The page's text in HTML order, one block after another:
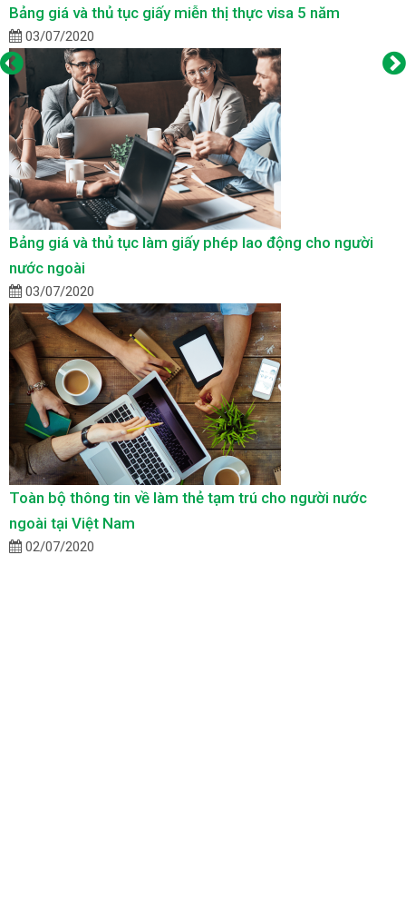
Bảng giá và thủ tục giấy miễn thị thực visa 5 năm
03/07/2020
Bảng giá và thủ tục làm giấy phép lao động cho người
nước ngoài
03/07/2020
Toàn bộ thông tin về làm thẻ tạm trú cho người nước
ngoài tại Việt Nam
02/07/2020